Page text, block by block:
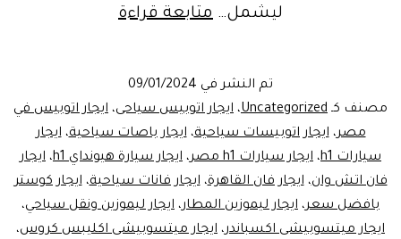
ليشمل… متابعة قراءةخدمات
للنقل
السياحي:
خيارات
فاخرة
لتجربة
تم النشر في 09/01/2024
مصنف كـ Uncategorized، ايجار اتوبيس سياحى، ايجار اتوبيس في
مصر،ايجار اتوبيسات سياحية،ايجار باصات سياحية،ايجار
سيارات h1
، ايجار سيارات h1 مصر ، ايجار سيارة هيونداي h1 ، ايجار
فان اتش وان،ايجار فان القاهرة،ايجار فانات سياحية،ايجار كوستر
بافضل سعر، ايجار ليموزين المطار، ايجار ليموزين ونقل سياحي،
ايجار ميتسوبيشى اكسباندر، ايجار ميتسوبيشى اكليبس كروس،